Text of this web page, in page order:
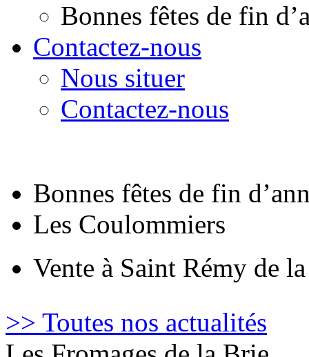
Bonnes fêtes de fin
Contactez-nous
Nous situer
Contactez-nous
Bonnes fêtes de fin
Les Coulommiers
Vente à Saint Rémy de
>> Toutes nos actualités